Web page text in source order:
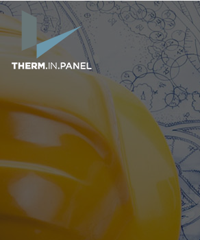
Παράκαμψη
προς το
περιεχόμενο